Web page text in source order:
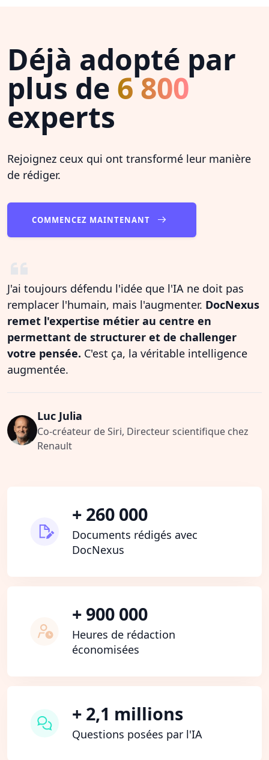
Déjà adopté par
plus de 6 800
experts
Rejoignez ceux qui ont transformé leur manière
de rédiger.
COMMENCEZ MAINTENANT
J'ai toujours défendu l'idée que l'IA ne doit pas
remplacer l'humain, mais l'augmenter. DocNexus
remet l'expertise métier au centre en
permettant de structurer et de challenger
votre pensée. C'est ça, la véritable intelligence
augmentée.
Luc Julia
Co-créateur de Siri, Directeur scientifique chez
Renault
+ 260 000
Documents rédigés avec
DocNexus
+ 900 000
Heures de rédaction
économisées
+ 2,1 millions
Questions posées par l'IA